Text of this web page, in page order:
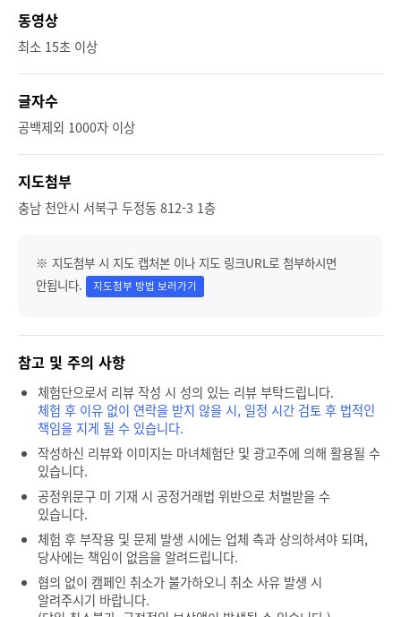
동영상
최소 15초 이상
글자수
공백제외 1000자 이상
지도첨부
충남 천안시 서북구 두정동 812-3 1층
※ 지도첨부 시 지도 캡처본 이나 지도 링크URL로 첨부하시면
안됩니다.
지도첨부 방법 보러가기
참고 및 주의 사항
체험단으로서 리뷰 작성 시 성의 있는 리뷰 부탁드립니다.
체험 후 이유 없이 연락을 받지 않을 시, 일정 시간 검토 후 법적인
책임을 지게 될 수 있습니다.
작성하신 리뷰와 이미지는 마녀체험단 및 광고주에 의해 활용될 수
있습니다.
공정위문구 미 기재 시 공정거래법 위반으로 처벌받을 수
있습니다.
체험 후 부작용 및 문제 발생 시에는 업체 측과 상의하셔야 되며,
당사에는 책임이 없음을 알려드립니다.
협의 없이 캠페인 취소가 불가하오니 취소 사유 발생 시
알려주시기 바랍니다.